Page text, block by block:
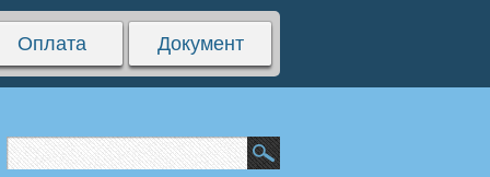
Оплата Документ